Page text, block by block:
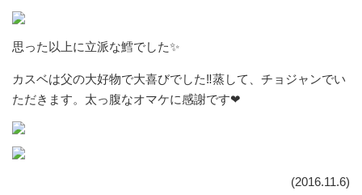
思った以上に立派な鱈でした✨
カスベは父の大好物で大喜びでした‼蒸して、チョジャンでい
ただきます。太っ腹なオマケに感謝です❤
(2016.11.6)